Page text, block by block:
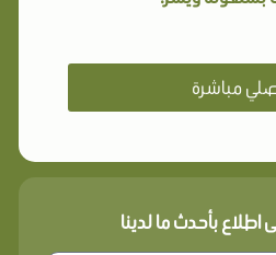
مباشرة
اطلاع بأحدث ما لدينا